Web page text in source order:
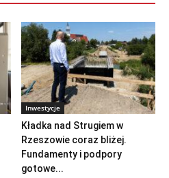
Inwestycje
Kładka nad Strugiem w
Rzeszowie coraz bliżej.
Fundamenty i podpory
gotowe...